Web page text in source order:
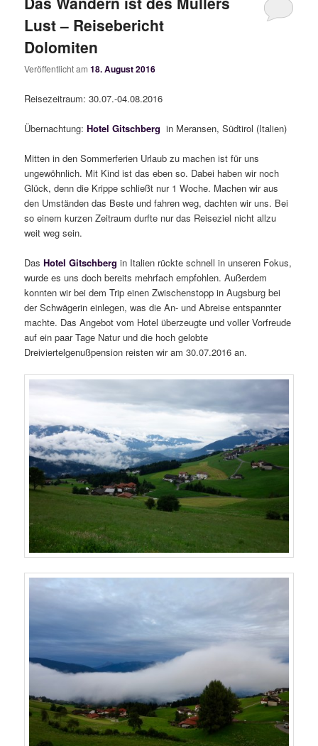
Lust – Reisebericht
Dolomiten
Veröffentlicht am18. August 2016
Reisezeitraum: 30.07.-04.08.2016
Übernachtung:Hotel Gitschberg in Meransen, Südtirol (Italien)
Mitten in den Sommerferien Urlaub zu machen ist für uns
ungewöhnlich. Mit Kind ist das eben so. Dabei haben wir noch
Glück, denn die Krippe schließt nur 1 Woche. Machen wir aus
den Umständen das Beste und fahren weg, dachten wir uns. Bei
so einem kurzen Zeitraum durfte nur das Reiseziel nicht allzu
weit weg sein.
DasHotel Gitschberg in Italien rückte schnell in unseren Fokus,
wurde es uns doch bereits mehrfach empfohlen. Außerdem
konnten wir bei dem Trip einen Zwischenstopp in Augsburg bei
der Schwägerin einlegen, was die An- und Abreise entspannter
machte. Das Angebot vom Hotel überzeugte und voller Vorfreude
auf ein paar Tage Natur und die hoch gelobte
Dreiviertelgenußpension reisten wir am 30.07.2016 an.